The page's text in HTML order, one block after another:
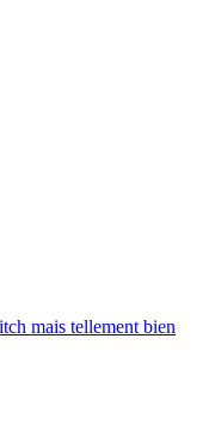
mais tellement bien